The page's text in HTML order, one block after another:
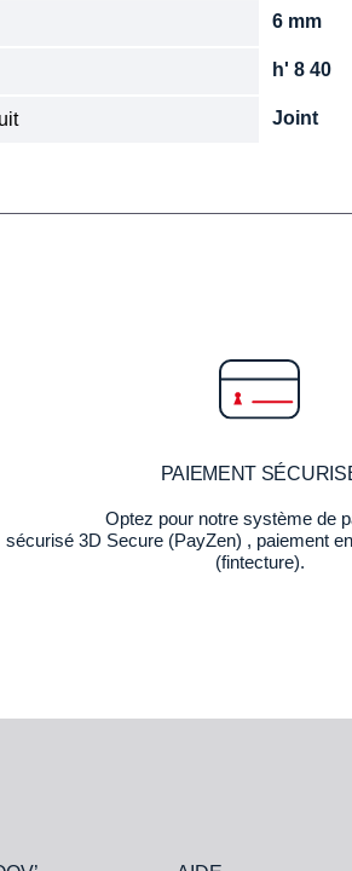
6 mm
h' 8 40
Joint
PAIEMENT
Optez pour notre système de
sécurisé 3D Secure (PayZen) , paiement
(fintecture).